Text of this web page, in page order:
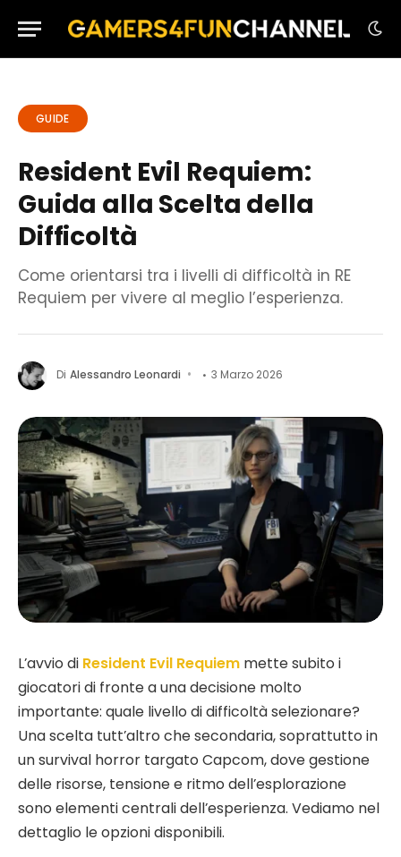
GUIDE
Resident Evil Requiem:
Guida alla Scelta della
Difficoltà
Come orientarsi tra i livelli di difficoltà in RE
Requiem per vivere al meglio l’esperienza.
Di Alessandro Leonardi 3 Marzo 2026
L’avvio di Resident Evil Requiem mette subito i
giocatori di fronte a una decisione molto
importante: quale livello di difficoltà selezionare?
Una scelta tutt’altro che secondaria, soprattutto in
un survival horror targato Capcom, dove gestione
delle risorse, tensione e ritmo dell’esplorazione
sono elementi centrali dell’esperienza. Vediamo nel
dettaglio le opzioni disponibili.